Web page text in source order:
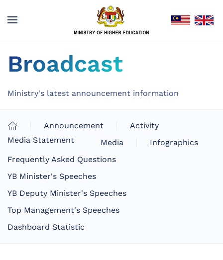
Broadcast
Ministry's latest announcement information
Announcement
Activity
Media Statement
Media
Infographics
Frequently Asked Questions
YB Minister's Speeches
YB Deputy Minister's Speeches
Top Management's Speeches
Dashboard Statistic